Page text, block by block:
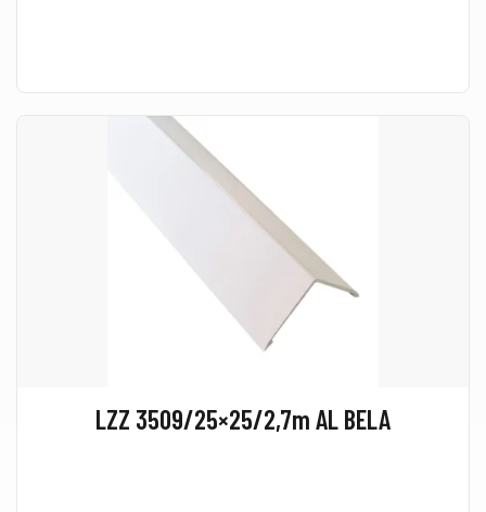
LZZ 3509/25×25/2,7m AL BELA